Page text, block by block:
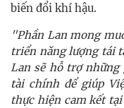
biến đổi khí hậu.
"Phần Lan mong
triển năng lượng tái
Lan sẽ hỗ trợ
tài chính để giúp
thực hiện cam kết tại